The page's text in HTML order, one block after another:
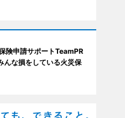
険申請サポートTeamPR
んな損をしている火災保